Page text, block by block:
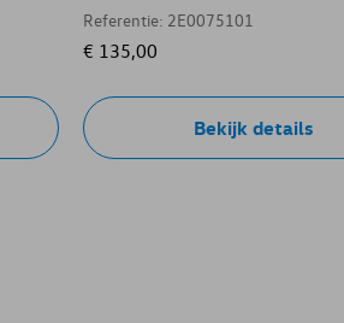
Referentie: 2E0075101
€ 135,00
Bekijk details